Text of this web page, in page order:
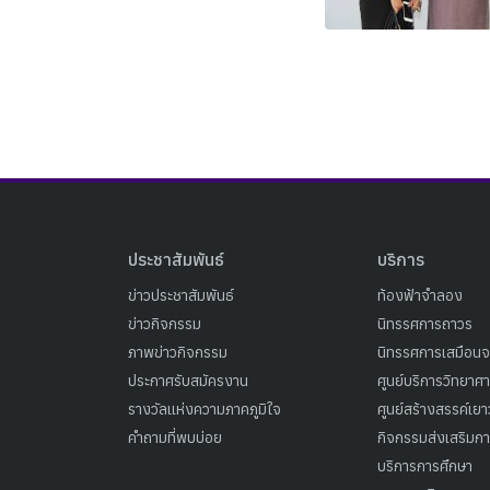
ประชาสัมพันธ์
ข่าวประชาสัมพันธ์
ข่าวกิจกรรม
ภาพข่าวกิจกรรม
ประกาศรับสมัครงาน
รางวัลแห่งความภาคภูมิใจ
คำถามที่พบบ่อย
บริการ
ท้องฟ้าจำลอง
นิทรรศการถาวร
นิทรรศการเสมือน
ศูนย์บริการวิทยาศ
ศูนย์สร้างสรรค์เย
กิจกรรมส่งเสริมก
บริการการศึกษา